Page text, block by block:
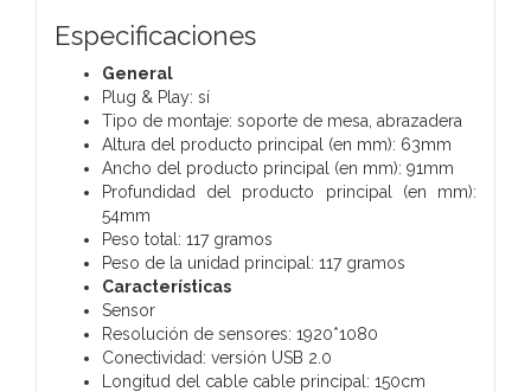
Especificaciones
General
Plug & Play: sí
Tipo de montaje: soporte de mesa, abrazadera
Altura del producto principal (en mm): 63mm
Ancho del producto principal (en mm): 91mm
Profundidad del producto principal (en mm):
54mm
Peso total: 117 gramos
Peso de la unidad principal: 117 gramos
Características
Sensor
Resolución de sensores: 1920*1080
Conectividad: versión USB 2.0
Longitud del cable cable principal: 150cm